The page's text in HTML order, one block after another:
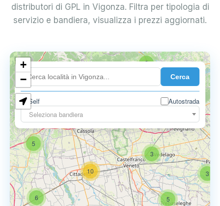
distributori di GPL in Vigonza. Filtra per tipologia di
servizio e bandiera, visualizza i prezzi aggiornati.
Cerca
Self
Autostrada
Seleziona bandiera
3
3
2
5
6
5
6
10
+
−